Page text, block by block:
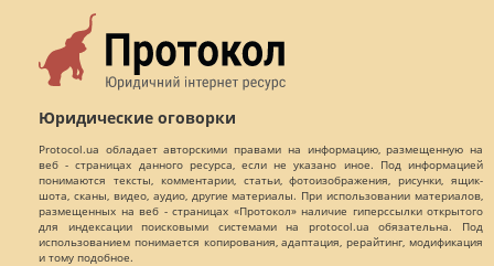
Юридические оговорки
Protocol.ua обладает авторскими правами на информацию, размещенную на
веб - страницах данного ресурса, если не указано иное. Под информацией
понимаются тексты, комментарии, статьи, фотоизображения, рисунки, ящик-
шота, сканы, видео, аудио, другие материалы. При использовании материалов,
размещенных на веб - страницах «Протокол» наличие гиперссылки открытого
для индексации поисковыми системами на protocol.ua обязательна. Под
использованием понимается копирования, адаптация, рерайтинг, модификация
и тому подобное.